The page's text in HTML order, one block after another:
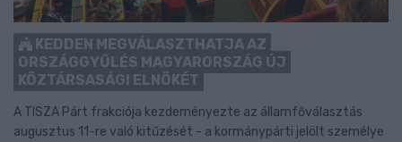
KEDDEN MEGVÁLASZTHATJA AZ
ORSZÁGGYŰLÉS MAGYARORSZÁG ÚJ
KÖZTÁRSASÁGI ELNÖKÉT
A TISZA Párt frakciója kezdeményezte az államfőválasztás
augusztus 11-re való kitűzését - a kormánypárti jelölt személye